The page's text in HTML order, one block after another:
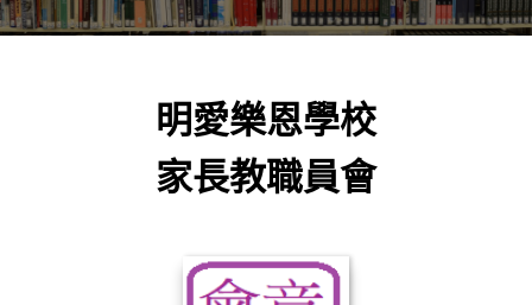
明愛樂恩學校
家長教職員會